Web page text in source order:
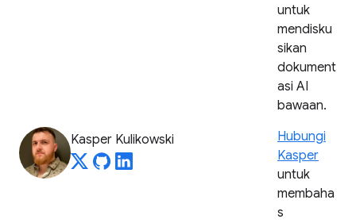
untuk
mendisku
sikan
dokument
asi AI
bawaan.
Kasper Kulikowski
Hubungi
Kasper
untuk
membaha
s